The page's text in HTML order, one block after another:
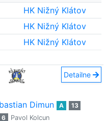
HK Nižný Klátov
HK Nižný Klátov
HK Nižný Klátov
Detailne
Dimun A
13
6 Pavol Kolcun